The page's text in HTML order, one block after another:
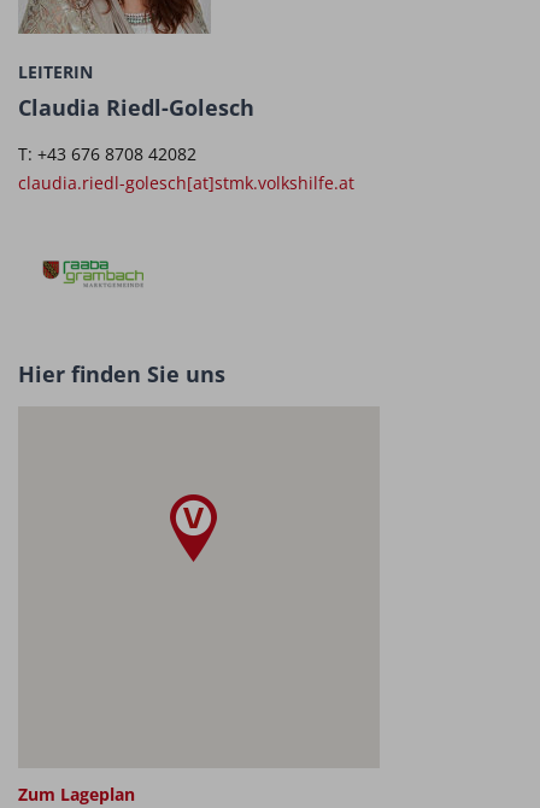
LEITERIN
Claudia Riedl-Golesch
T: +43 676 8708 42082
claudia.riedl-golesch[at]stmk.volkshilfe.at
Hier finden Sie uns
Zum Lageplan